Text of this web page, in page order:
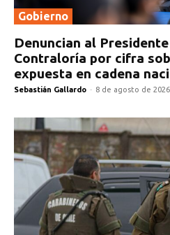
Gobierno
Denuncian al
Contraloría por cifra
expuesta en cadena
Sebastián Gallardo - 8 de agosto de 2026